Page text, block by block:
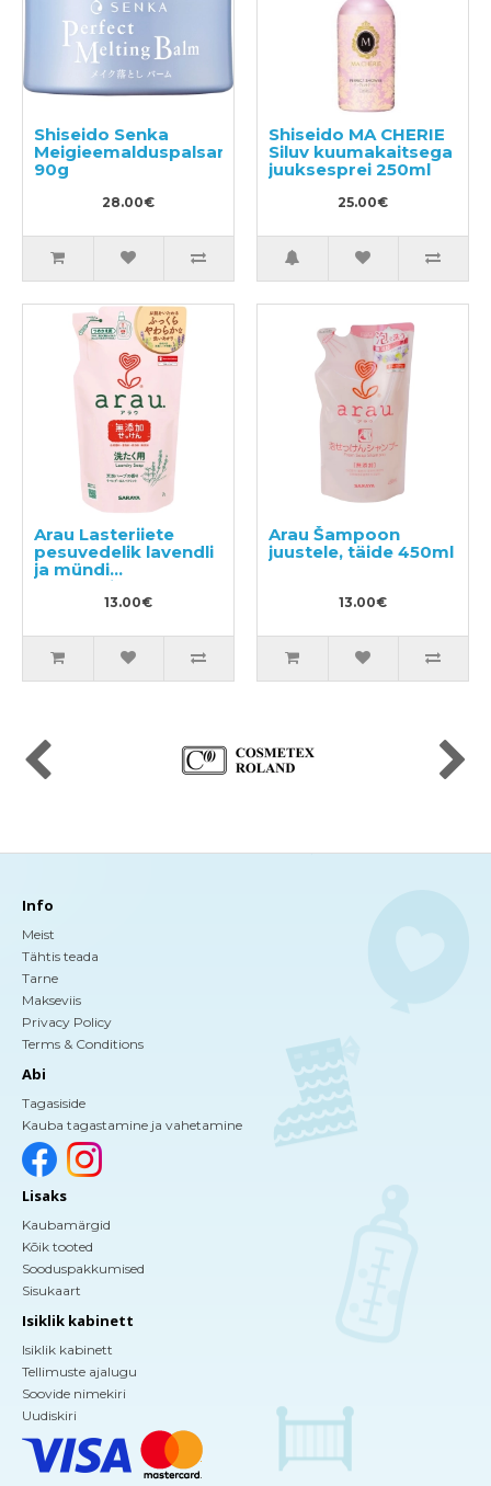
Shiseido Senka
Meigieemalduspalsam
90g
28.00€
Shiseido MA CHERIE
Siluv kuumakaitsega
juuksesprei 250ml
25.00€
Arau Lasteriiete
pesuvedelik lavendli
ja mündi
ekstraktidega,
täitepakend 1000ml
13.00€
Arau Šampoon
juustele, täide 450ml
13.00€
Info
Meist
Tähtis teada
Tarne
Makseviis
Privacy Policy
Terms & Conditions
Abi
Tagasiside
Kauba tagastamine ja vahetamine
Lisaks
Kaubamärgid
Kõik tooted
Sooduspakkumised
Sisukaart
Isiklik kabinett
Isiklik kabinett
Tellimuste ajalugu
Soovide nimekiri
Uudiskiri